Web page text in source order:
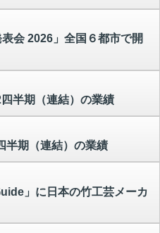
会 2026」全国６都市で開
半期（連結）の業績
半期（連結）の業績
」に日本の竹工芸メーカ